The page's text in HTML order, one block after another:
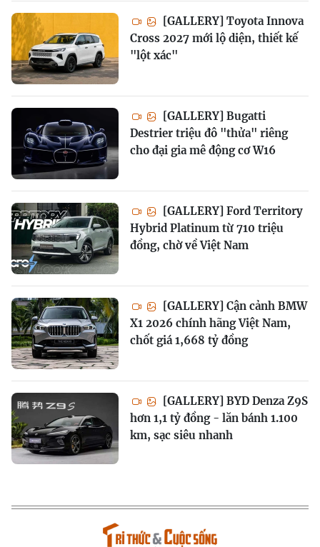
[GALLERY] Toyota Innova
Cross 2027 mới lộ diện, thiết kế
"lột xác"
[GALLERY] Bugatti
Destrier triệu đô "thửa" riêng
cho đại gia mê động cơ W16
[GALLERY] Ford Territory
Hybrid Platinum từ 710 triệu
đồng, chờ về Việt Nam
[GALLERY] Cận cảnh BMW
X1 2026 chính hãng Việt Nam,
chốt giá 1,668 tỷ đồng
[GALLERY] BYD Denza Z9S
hơn 1,1 tỷ đồng - lăn bánh 1.100
km, sạc siêu nhanh